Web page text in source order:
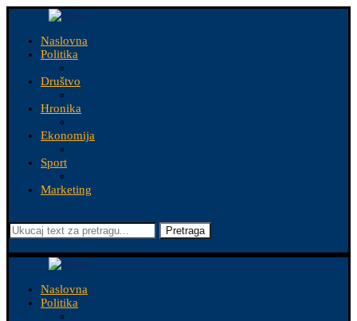
Naslovna
Politika
Društvo
Hronika
Ekonomija
Sport
Marketing
Pretraga
Naslovna
Politika